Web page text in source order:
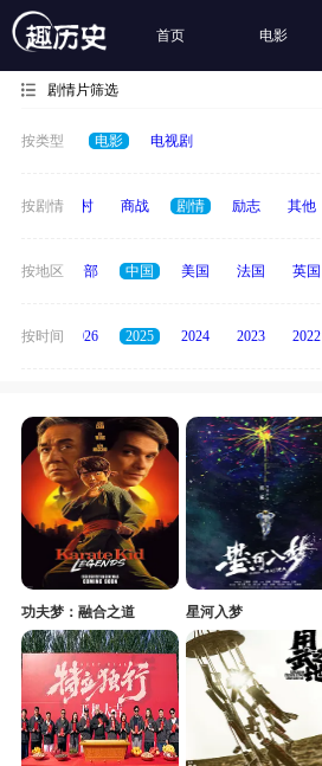
首页 电影
剧情片筛选
按类型 电影 电视剧
按剧情
历史 乡村 商战 剧情 励志 其他
按地区 全部 中国 美国 法国 英国
按时间
全部 2026 2025 2024 2023 2022
功夫梦：融合之道 星河入梦